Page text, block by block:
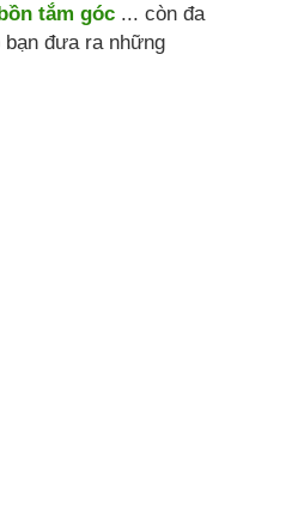
tắm góc ... còn đa
đưa ra những